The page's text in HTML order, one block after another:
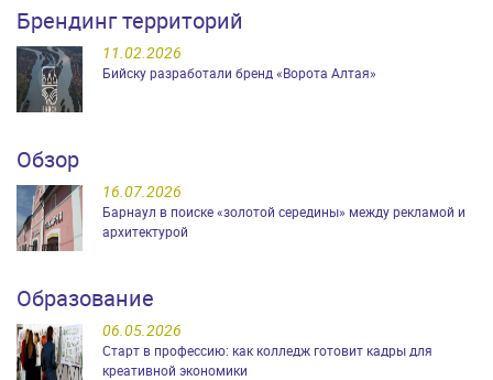
Брендинг территорий
11.02.2026
Бийску разработали бренд «Ворота Алтая»
Обзор
16.07.2026
Барнаул в поиске «золотой середины» между рекламой и
архитектурой
Образование
06.05.2026
Старт в профессию: как колледж готовит кадры для
креативной экономики